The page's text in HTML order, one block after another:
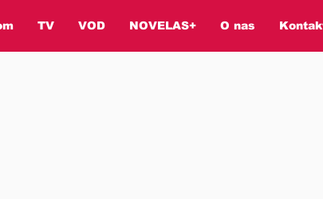
TV VOD NOVELAS+ O nas